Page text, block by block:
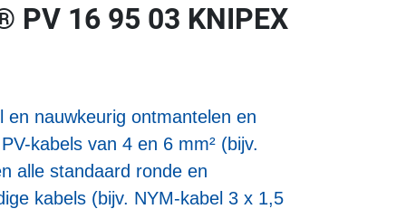
PV 16 95 03 KNIPEX
en nauwkeurig ontmantelen en
kabels van 4 en 6 mm² (bijv.
alle standaard ronde en
kabels (bijv. NYM-kabel 3 x 1,5